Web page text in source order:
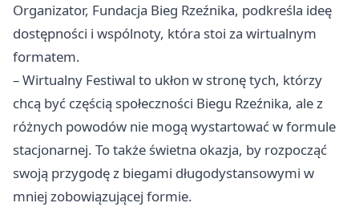
Organizator, Fundacja Bieg Rzeźnika, podkreśla ideę
dostępności i wspólnoty, która stoi za wirtualnym
formatem.
– Wirtualny Festiwal to ukłon w stronę tych, którzy
chcą być częścią społeczności Biegu Rzeźnika, ale z
różnych powodów nie mogą wystartować w formule
stacjonarnej. To także świetna okazja, by rozpocząć
swoją przygodę z biegami długodystansowymi w
mniej zobowiązującej formie.